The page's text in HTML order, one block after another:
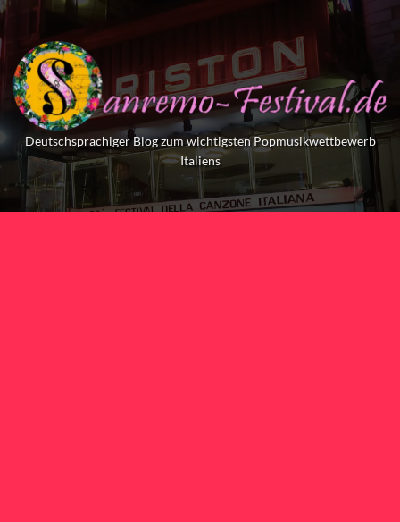
Skip
to
content
Deutschsprachiger Blog zum wichtigsten Popmusikwettbewerb
Italiens